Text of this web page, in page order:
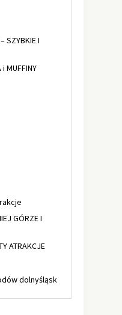
SZYBKIE I
i MUFFINY
GÓRZE I
ATRAKCJE
dolnyśląsk